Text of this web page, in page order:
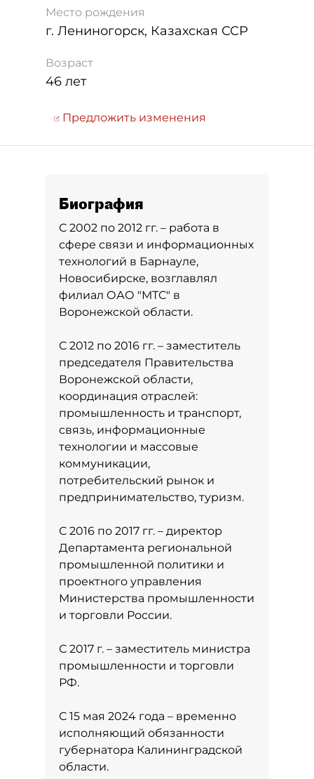
Место рождения
г. Лениногорск, Казахская ССР
Возраст
46 лет
Предложить изменения
Биография
С 2002 по 2012 гг. – работа в
сфере связи и информационных
технологий в Барнауле,
Новосибирске, возглавлял
филиал ОАО "МТС" в
Воронежской области.
С 2012 по 2016 гг. – заместитель
председателя Правительства
Воронежской области,
координация отраслей:
промышленность и транспорт,
связь, информационные
технологии и массовые
коммуникации,
потребительский рынок и
предпринимательство, туризм.
С 2016 по 2017 гг. – директор
Департамента региональной
промышленной политики и
проектного управления
Министерства промышленности
и торговли России.
С 2017 г. – заместитель министра
промышленности и торговли
РФ.
С 15 мая 2024 года – временно
исполняющий обязанности
губернатора Калининградской
области.